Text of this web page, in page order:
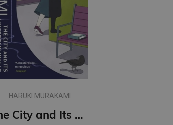
HARUKI MURAKAMI
The City and Its Uncertain Walls (paperback, s)